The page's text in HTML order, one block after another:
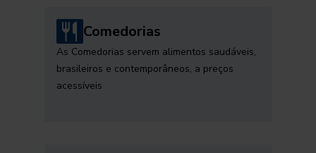
Comedorias
As Comedorias servem alimentos saudáveis,
brasileiros e contemporâneos, a preços
acessíveis